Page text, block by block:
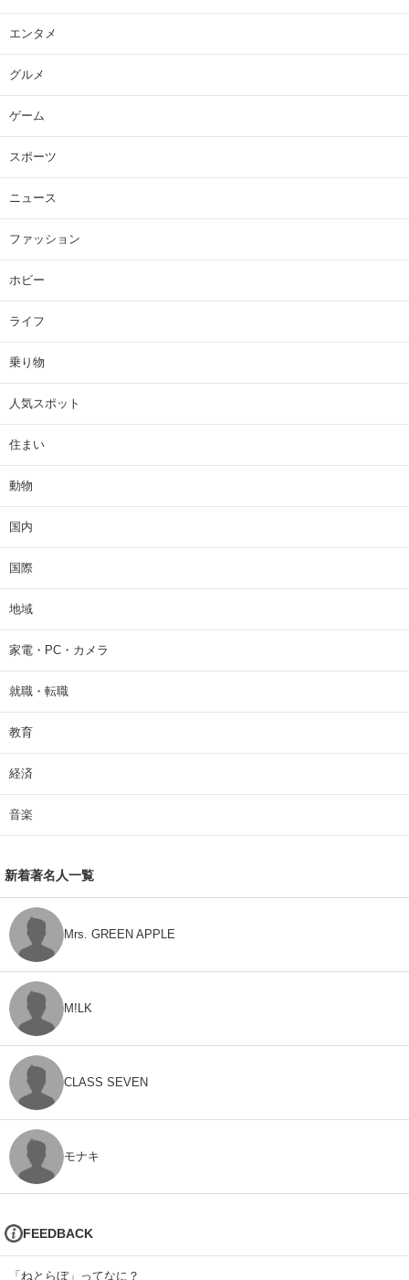
エンタメ
グルメ
ゲーム
スポーツ
ニュース
ファッション
ホビー
ライフ
乗り物
人気スポット
住まい
動物
国内
国際
地域
家電・PC・カメラ
就職・転職
教育
経済
音楽
新着著名人一覧
Mrs. GREEN APPLE
M!LK
CLASS SEVEN
モナキ
FEEDBACK
「ねとらぼ」ってなに？